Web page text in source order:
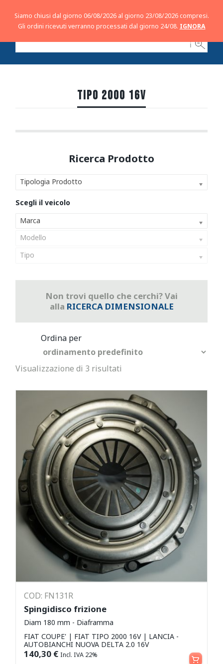
ℹ
TIPO 2000 16V
Tipologia Prodotto
Marca
Modello
Tipo
Non trovi quello che cerchi? Vai
alla RICERCA DIMENSIONALE
Visualizzazione di 3 risultati
COD: FN131R
Spingidisco frizione
Diam 180 mm - Diaframma
FIAT COUPE' | FIAT TIPO 2000 16V | LANCIA -
AUTOBIANCHI NUOVA DELTA 2.0 16V
140,30 € Incl. IVA 22% Aggiungi al carrello
Siamo chiusi dal giorno 06/08/2026 al giorno 23/08/2026 compresi.
Gli ordini ricevuti verranno processati dal giorno 24/08. IGNORA